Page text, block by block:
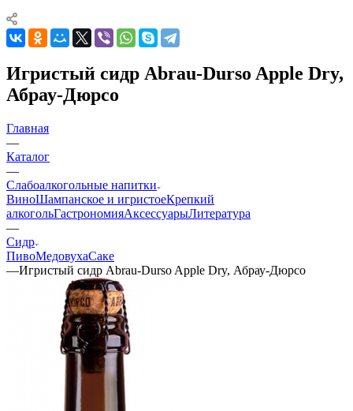
Игристый сидр Abrau-Durso Apple Dry,
Абрау-Дюрсо
Главная
—
Каталог
—
Слабоалкогольные напитки
ВиноШампанское и игристоеКрепкий
алкогольГастрономияАксессуарыЛитература
—
Сидр
ПивоМедовухаСаке
—Игристый сидр Abrau-Durso Apple Dry, Абрау-Дюрсо